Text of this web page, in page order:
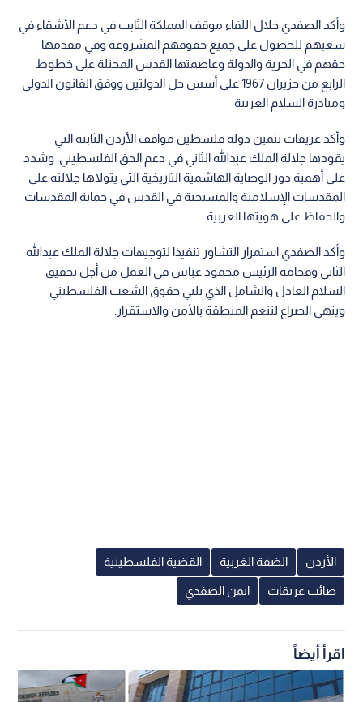
وأكد الصفدي خلال اللقاء موقف المملكة الثابت في دعم الأشقاء في
سعيهم للحصول على جميع حقوقهم المشروعة وفي مقدمها
حقهم في الحرية والدولة وعاصمتها القدس المحتلة على خطوط
الرابع من حزيران 1967 على أسس حل الدولتين ووفق القانون الدولي
ومبادرة السلام العربية.
وأكد عريقات تثمين دولة فلسطين مواقف الأردن الثابتة التي
يقودها جلالة الملك عبدالله الثاني في دعم الحق الفلسطيني، وشدد
على أهمية دور الوصاية الهاشمية التاريخية التي يتولاها جلالته على
المقدسات الإسلامية والمسيحية في القدس في حماية المقدسات
والحفاظ على هويتها العربية.
وأكد الصفدي استمرار التشاور تنفيذا لتوجيهات جلالة الملك عبدالله
الثاني وفخامة الرئيس محمود عباس في العمل من أجل تحقيق
السلام العادل والشامل الذي يلبي حقوق الشعب الفلسطيني
وينهي الصراع لتنعم المنطقة بالأمن والاستقرار.
الأردن الضفة الغربية القضية الفلسطينية
صائب عريقات ايمن الصفدي
اقرأ أيضاً